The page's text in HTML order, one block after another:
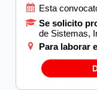
Esta
Se solicito
de Sistemas,
Para laborar